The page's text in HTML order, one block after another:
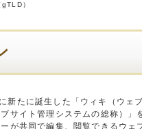
）
新たに誕生した「ウィキ（ウェ
サイト管理システムの総称）
が共同で編集、閲覧できるウェ